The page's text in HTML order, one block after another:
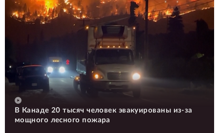
В Канаде 20 тысяч человек эвакуированы из-за
мощного лесного пожара